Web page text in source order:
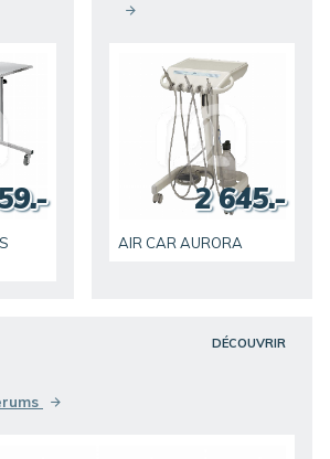
AIR CAR AURORA
2 645.-
DÉCOUVRIR